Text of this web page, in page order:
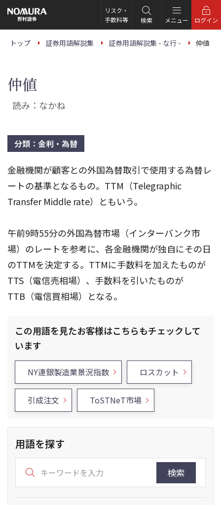
の
ー
リスク・
手数料等
検索 メニュー ログイン
トップ 証券用語解説集 証券用語解説集 - な行 - 仲値
仲値
読み：なかね
分類：金利・為替
金融機関が顧客との外国為替取引で使用する為替レ
ートの基準となるもの。TTM（Telegraphic
Transfer Middle rate）ともいう。
午前9時55分の外国為替市場（インターバンク市
場）のレートを参考に、各金融機関が独自にその日
のTTMを決定する。TTMに手数料を加えたものが
TTS（電信売相場）、手数料を引いたものが
TTB（電信買相場）となる。
この用語を見たお客様はこちらもチェックして
います
NY連銀製造業景況指数 ロスカット
引成注文 ToSTNeT市場
用語を探す
検索